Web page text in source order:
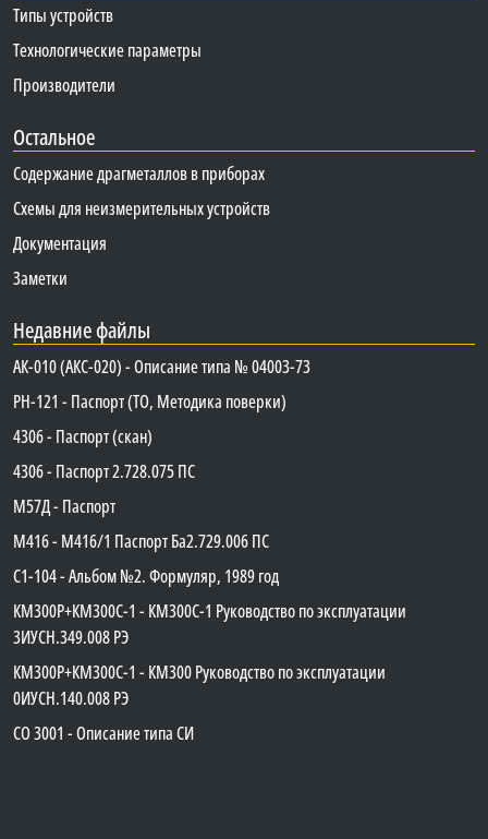
Типы устройств
Технологические параметры
Производители
Остальное
Содержание драгметаллов в приборах
Схемы для неизмерительных устройств
Документация
Заметки
Недавние файлы
АК-010 (АКС-020) - Описание типа № 04003-73
PH-121 - Паспорт (ТО, Методика поверки)
4306 - Паспорт (скан)
4306 - Паспорт 2.728.075 ПС
М57Д - Паспорт
М416 - М416/1 Паспорт Ба2.729.006 ПС
C1-104 - Альбом №2. Формуляр, 1989 год
КМ300Р+КМ300С-1 - КМ300C-1 Руководство по эксплуатации
3ИУСН.349.008 РЭ
КМ300Р+КМ300С-1 - КМ300 Руководство по эксплуатации
0ИУСН.140.008 РЭ
СО 3001 - Описание типа СИ